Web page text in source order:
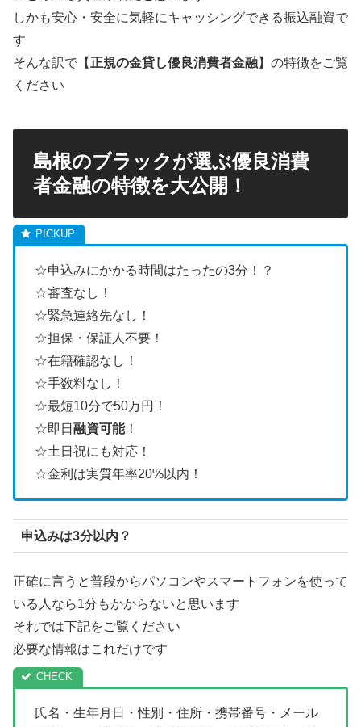
しかも安心・安全に気軽にキャッシングできる振込融資で
す
そんな訳で【 正規の金貸し優良消費者金融】の特徴をご覧
ください
島根のブラックが選ぶ優良消費
者金融の特徴を大公開！
☆申込みにかかる時間はたったの3分！？
☆審査なし！
☆緊急連絡先なし！
☆担保・保証人不要！
☆在籍確認なし！
☆手数料なし！
☆最短10分で50万円！
☆即日 融資可能！
☆土日祝にも対応！
☆金利は実質年率20%以内！
申込みは3分以内？
正確に言うと普段からパソコンやスマートフォンを使って
いる人なら1分もかからないと思います
それでは下記をご覧ください
必要な情報はこれだけです
氏名・生年月日・性別・住所・携帯番号・メール